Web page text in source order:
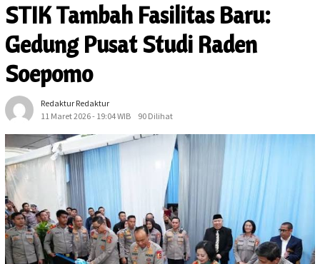
STIK Tambah Fasilitas Baru:
Gedung Pusat Studi Raden
Soepomo
Redaktur Redaktur
11 Maret 2026 - 19:04 WIB
90 Dilihat